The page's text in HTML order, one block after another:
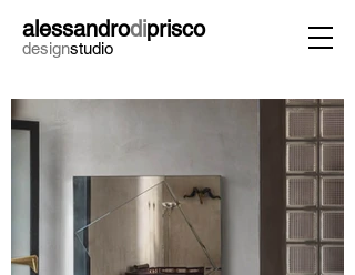
alessandrodiprisco
designstudio